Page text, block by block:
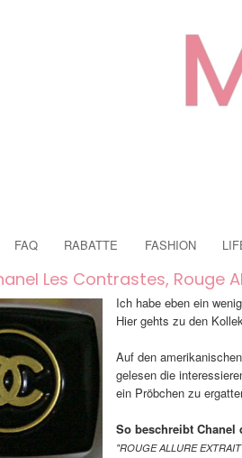
FAQ RABATTE FASHION
Les Contrastes, Rouge
Ich habe eben ein
Hier gehts zu den
Auf den
gelesen die
ein Pröbchen zu
So beschreibt Chanel
"ROUGE ALLURE